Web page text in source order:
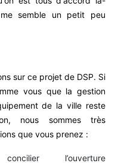
semble un petit peu
sur ce projet de DSP. Si
vous que la gestion
de la ville reste
nous sommes très
que vous prenez :
l’ouverture